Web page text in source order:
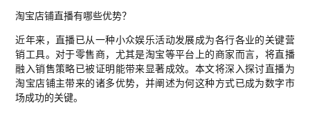
淘宝店铺直播有哪些优势？
近年来，直播已从一种小众娱乐活动发展成为各行各业的关键营
销工具。对于零售商，尤其是淘宝等平台上的商家而言，将直播
融入销售策略已被证明能带来显著成效。本文将深入探讨直播为
淘宝店铺主带来的诸多优势，并阐述为何这种方式已成为数字市
场成功的关键。